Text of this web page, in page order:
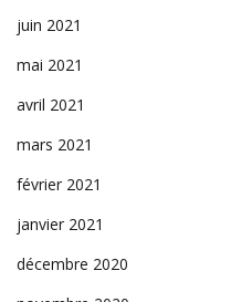
juin 2021
mai 2021
avril 2021
mars 2021
février 2021
janvier 2021
décembre 2020